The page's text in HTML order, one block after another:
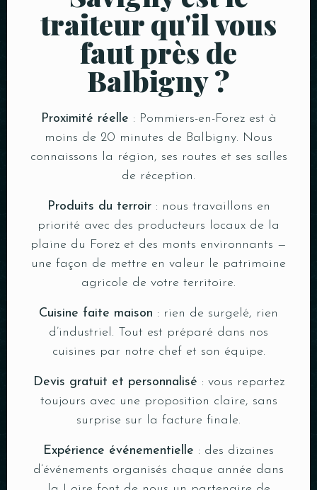
traiteur qu'il vous
faut près de
Balbigny ?
Proximité réelle : Pommiers-en-Forez est à
moins de 20 minutes de Balbigny. Nous
connaissons la région, ses routes et ses salles
de réception.
Produits du terroir: nous travaillons en
priorité avec des producteurs locaux de la
plaine du Forez et des monts environnants —
une façon de mettre en valeur le patrimoine
agricole de votre territoire.
Cuisine faite maison : rien de surgelé, rien
d’industriel. Tout est préparé dans nos
cuisines par notre chef et son équipe.
Devis gratuit et personnalisé : vous repartez
toujours avec une proposition claire, sans
surprise sur la facture finale.
Expérience événementielle : des dizaines
d’événements organisés chaque année dans